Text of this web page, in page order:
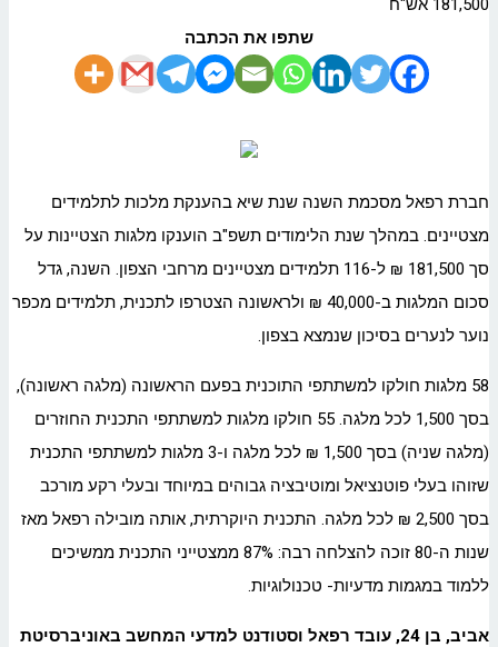
שתפו את הכתבה
חברת רפאל מסכמת השנה שנת שיא בהענקת מלכות לתלמידים
מצטיינים. במהלך שנת הלימודים תשפ"ב הוענקו מלגות הצטיינות על
סך 181,500 ₪ ל-116 תלמידים מצטיינים מרחבי הצפון. השנה, גדל
סכום המלגות ב-40,000 ₪ ולראשונה הצטרפו לתכנית, תלמידים מכפר
נוער לנערים בסיכון שנמצא בצפון.
58 מלגות חולקו למשתתפי התוכנית בפעם הראשונה (מלגה ראשונה),
בסך 1,500 לכל מלגה. 55 חולקו מלגות למשתתפי התכנית החוזרים
(מלגה שניה) בסך 1,500 ₪ לכל מלגה ו-3 מלגות למשתתפי התכנית
שזוהו בעלי פוטנציאל ומוטיבציה גבוהים במיוחד ובעלי רקע מורכב
בסך 2,500 ₪ לכל מלגה. התכנית היוקרתית, אותה מובילה רפאל מאז
שנות ה-80 זוכה להצלחה רבה: 87% ממצטייני התכנית ממשיכים
ללמוד במגמות מדעיות- טכנולוגיות.
אביב, בן 24, עובד רפאל וסטודנט למדעי המחשב באוניברסיטת